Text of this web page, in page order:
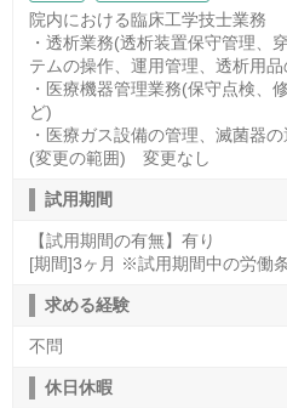
院内における臨床工学技士業務
・透析業務(透析装置保守管理、
テムの操作、運用管理、透析用
・医療機器管理業務(保守点検、
ど)
・医療ガス設備の管理、滅菌器
(変更の範囲) 変更なし
試用期間
【試用期間の有無】有り
[期間]3ヶ月 ※試用期間中の労働
求める経験
不問
休日休暇